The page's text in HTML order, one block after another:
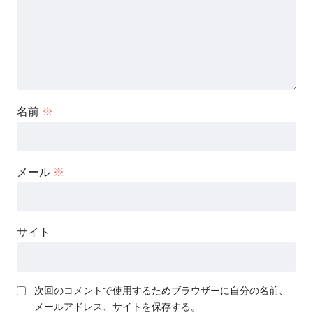
名前 ※
メール ※
サイト
次回のコメントで使用するためブラウザーに自分の名前、
メールアドレス、サイトを保存する。